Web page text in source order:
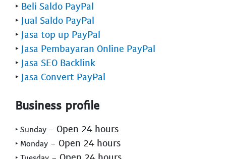
‣ Beli Saldo PayPal
‣ Jual Saldo PayPal
‣ Jasa top up PayPal
‣ Jasa Pembayaran Online PayPal
‣ Jasa SEO Backlink
‣ Jasa Convert PayPal
Business profile
‣ Sunday - Open 24 hours
‣ Monday - Open 24 hours
- Open 24 hours